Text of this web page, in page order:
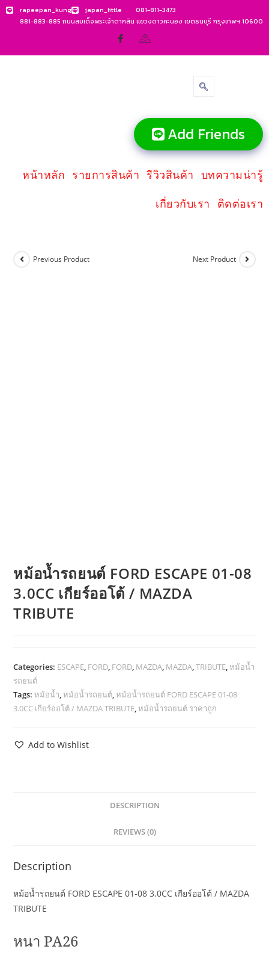
rapeepan_kung japan_little
081-811-3473
881-883-885 ถนนสมเด็จพระเจ้าตากสิน แขวงดาวคะนอง เขตธนบุรี กรุงเทพฯ 10600
Add Friends
หน้าหลัก รายการสินค้า รีวิวสินค้า บทความน่ารู้
เกี่ยวกับเรา
ติดต่อเรา
Previous Product Next Product
หม้อน้ำรถยนต์ FORD ESCAPE 01-08
3.0CC เกียร์ออโต้ / MAZDA
TRIBUTE
Categories: ESCAPE FORD FORD MAZDA MAZDA ,TRIBUTE ,หม้อน้ำ
รถยนต์
Tags:หม้อน้ำ ,หม้อน้ำรถยนต์ ,หม้อน้ำรถยนต์ FORD ESCAPE 01-08
3.0CC เกียร์ออโต้ / MAZDA TRIBUTE ,หม้อน้ำรถยนต์ ราคาถูก
Add to Wishlist
DESCRIPTION
REVIEWS (0)
Description
หม้อน้ำรถยนต์ FORD ESCAPE 01-08 3.0CC เกียร์ออโต้ / MAZDA
TRIBUTE
หนา PA26